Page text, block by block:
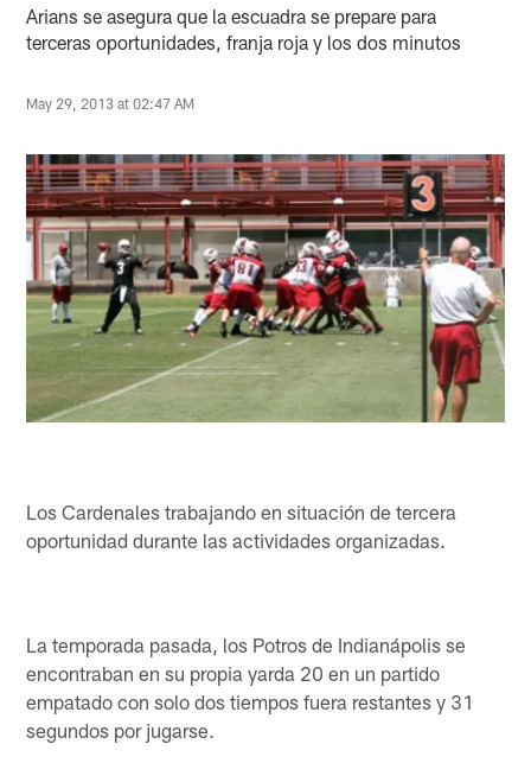
Arians se asegura que la escuadra se prepare para
terceras oportunidades, franja roja y los dos minutos
May 29, 2013 at 02:47 AM
Los Cardenales trabajando en situación de tercera
oportunidad durante las actividades organizadas.
La temporada pasada, los Potros de Indianápolis se
encontraban en su propia yarda 20 en un partido
empatado con solo dos tiempos fuera restantes y 31
segundos por jugarse.